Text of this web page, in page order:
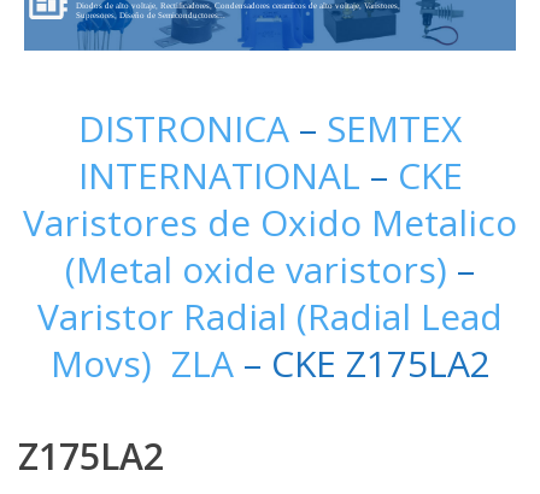
Diodos de alto voltaje, Rectificadores, Condensadores ceramicos de alto voltaje, Varistores,
Supresores, Diseño de Semiconductores...
DISTRONICA – SEMTEX
INTERNATIONAL – CKE
Varistores de Oxido Metalico
(Metal oxide varistors) –
Varistor Radial (Radial Lead
Movs) ZLA– CKE Z175LA2
Z175LA2